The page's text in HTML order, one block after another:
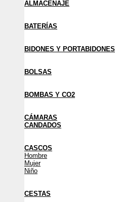
ALMACENAJE
BATERÍAS
BIDONES Y PORTABIDONES
BOLSAS
BOMBAS Y CO2
CÁMARAS
CANDADOS
CASCOS
Hombre
Mujer
Niño
CESTAS